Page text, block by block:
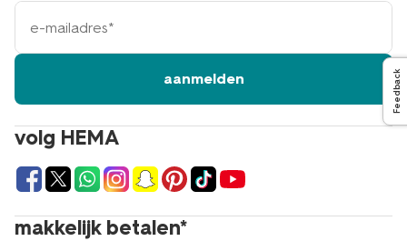
volg HEMA
makkelijk betalen*
e-
mailadres
aanmelden Feedback